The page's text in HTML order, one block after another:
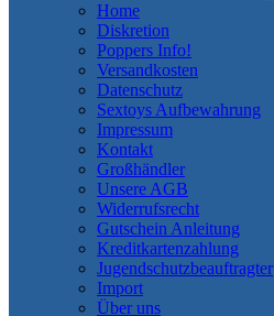
Home
Diskretion
Poppers Info!
Versandkosten
Datenschutz
Sextoys Aufbewahrung
Impressum
Kontakt
Großhändler
Unsere AGB
Widerrufsrecht
Gutschein Anleitung
Kreditkartenzahlung
Jugendschutzbeauftragter
Import
Über uns